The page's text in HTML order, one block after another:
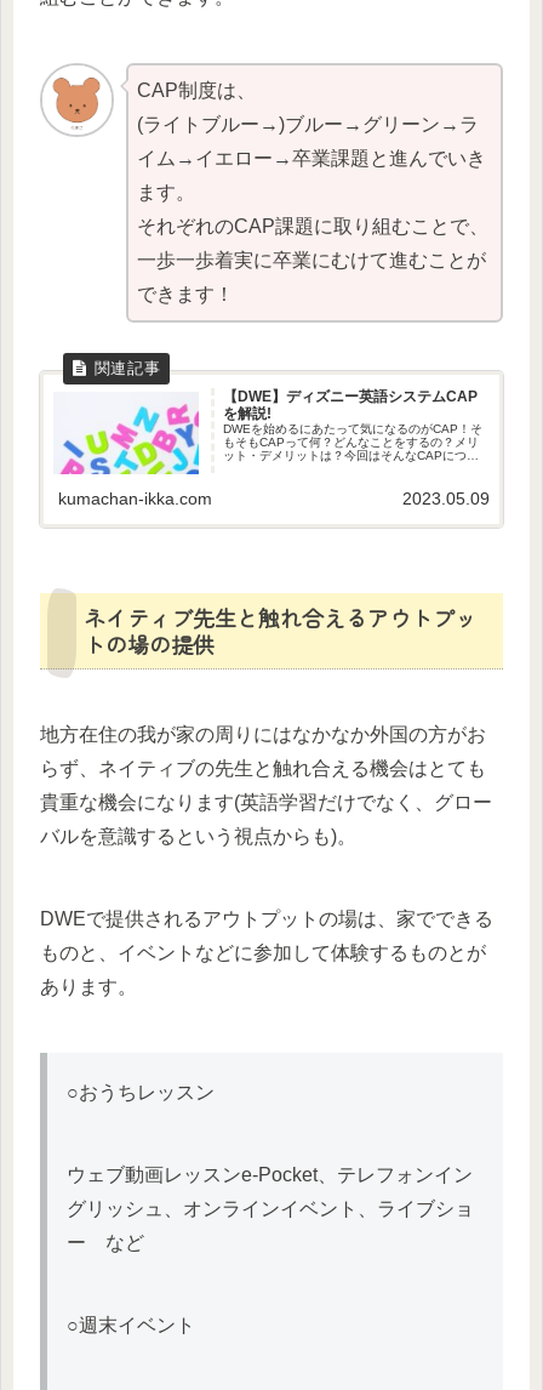
CAP制度は、
(ライトブルー→)ブルー→グリーン→ラ
イム→イエロー→卒業課題と進んでいき
ます。
それぞれのCAP課題に取り組むことで、
一歩一歩着実に卒業にむけて進むことが
できます！
【DWE】ディズニー英語システムCAP
を解説!
DWEを始めるにあたって気になるのがCAP！そ
もそもCAPって何？どんなことをするの？メリ
ット・デメリットは？今回はそんなCAPについ
kumachan-ikka.com 2023.05.09
ネイティブ先生と触れ合えるアウトプッ
トの場の提供
地方在住の我が家の周りにはなかなか外国の方がお
らず、ネイティブの先生と触れ合える機会はとても
貴重な機会になります(英語学習だけでなく、グロー
バルを意識するという視点からも)。
DWEで提供されるアウトプットの場は、家でできる
ものと、イベントなどに参加して体験するものとが
あります。
○おうちレッスン
ウェブ動画レッスンe-Pocket、テレフォンイン
グリッシュ、オンラインイベント、ライブショ
ー など
○週末イベント